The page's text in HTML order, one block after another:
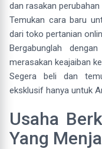
dan rasakan
Temukan cara baru
dari toko pertanian
Bergabunglah
merasakan keajaiban
Segera beli dan
eksklusif hanya untuk
Usaha
Yang